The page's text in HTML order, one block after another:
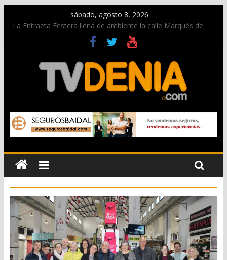
sábado, agosto 8, 2026
La Entraeta Festera llena de ambiente la calle Marqués de
Campo con la recepción a la Capitanía Cristiana
Dos personas fallecen en un grave accidente en la N-332
entre Benissa y Calp
Una nueva oportunidad para donar sangre en Cruz Roja
El bando moro protagonista en la Segunda Entraeta Festera
Paco Adsuar dona al Arxiu de Dénia más de 50.000 imágenes
de la memoria visual de la ciudad